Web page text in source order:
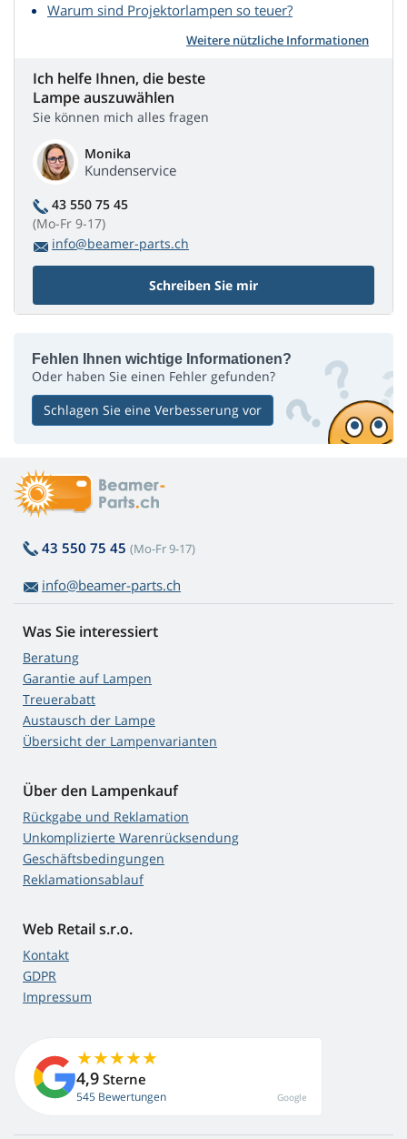
Warum sind Projektorlampen so teuer?
Weitere nützliche Informationen
Ich helfe Ihnen, die beste
Lampe auszuwählen
Sie können mich alles fragen
Monika
Kundenservice
43 550 75 45
(Mo-Fr 9-17)
info@beamer-parts.ch
Schreiben Sie mir
Fehlen Ihnen wichtige Informationen?
Oder haben Sie einen Fehler gefunden?
Schlagen Sie eine Verbesserung vor
43 550 75 45 (Mo-Fr 9-17)
info@beamer-parts.ch
Was Sie interessiert
Beratung
Garantie auf Lampen
Treuerabatt
Austausch der Lampe
Übersicht der Lampenvarianten
Über den Lampenkauf
Rückgabe und Reklamation
Unkomplizierte Warenrücksendung
Geschäftsbedingungen
Reklamationsablauf
Web Retail s.r.o.
Kontakt
GDPR
Impressum
4,9 Sterne
545 Bewertungen Google